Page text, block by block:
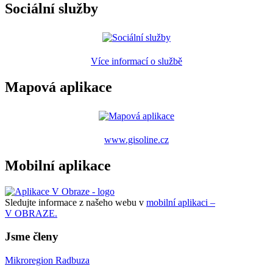
Sociální služby
Více informací o službě
Mapová aplikace
www.gisoline.cz
Mobilní aplikace
Sledujte informace z našeho webu v mobilní aplikaci –
V OBRAZE.
Jsme členy
Mikroregion Radbuza